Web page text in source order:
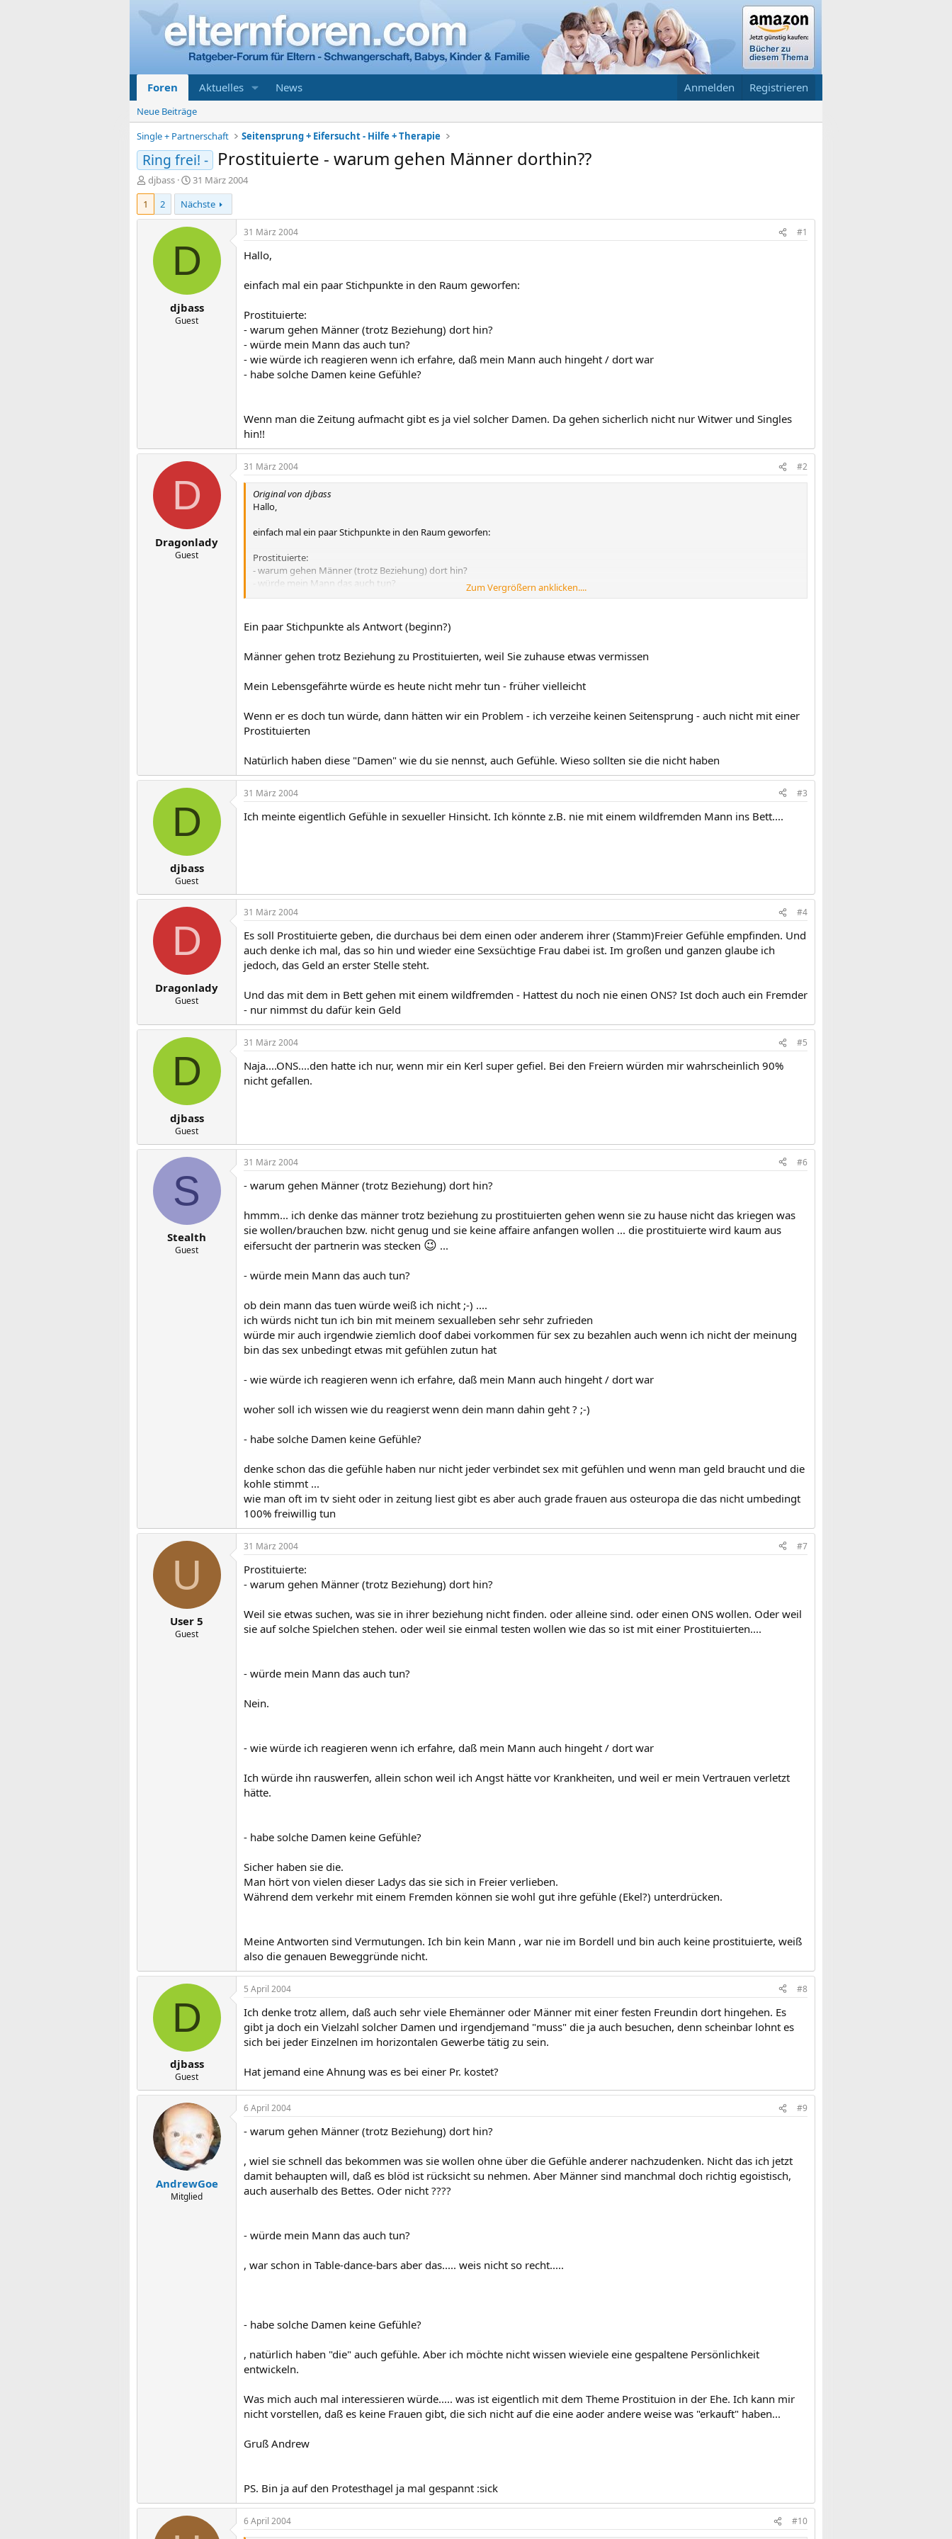
Foren Aktuelles News Anmelden Registrieren
Neue Beiträge
Single + Partnerschaft
Seitensprung + Eifersucht - Hilfe + Therapie
Ring frei! - Prostituierte - warum gehen Männer dorthin??
E
r
t
djbass
E
r
s
t
e
l
t
m
31 März 2004
1
2 Nächste
D
djbass
Guest
31 März 2004 #1
Hallo,
einfach mal ein paar Stichpunkte in den Raum geworfen:
Prostituierte:
- warum gehen Männer (trotz Beziehung) dort hin?
- würde mein Mann das auch tun?
- wie würde ich reagieren wenn ich erfahre, daß mein Mann auch hingeht / dort war
- habe solche Damen keine Gefühle?
Wenn man die Zeitung aufmacht gibt es ja viel solcher Damen. Da gehen sicherlich nicht nur Witwer und Singles
hin!!
D
Dragonlady
Guest
31 März 2004 #2
Original von djbass
Hallo,
einfach mal ein paar Stichpunkte in den Raum geworfen:
Prostituierte:
- warum gehen Männer (trotz Beziehung) dort hin?
- würde mein Mann das auch tun?
- wie würde ich reagieren wenn ich erfahre, daß mein Mann auch hingeht / dort war
Zum Vergrößern anklicken....
Ein paar Stichpunkte als Antwort (beginn?)
Männer gehen trotz Beziehung zu Prostituierten, weil Sie zuhause etwas vermissen
Mein Lebensgefährte würde es heute nicht mehr tun - früher vielleicht
Wenn er es doch tun würde, dann hätten wir ein Problem - ich verzeihe keinen Seitensprung - auch nicht mit einer
Prostituierten
Natürlich haben diese "Damen" wie du sie nennst, auch Gefühle. Wieso sollten sie die nicht haben
D
djbass
Guest
31 März 2004 #3
Ich meinte eigentlich Gefühle in sexueller Hinsicht. Ich könnte z.B. nie mit einem wildfremden Mann ins Bett....
D
Dragonlady
Guest
31 März 2004 #4
Es soll Prostituierte geben, die durchaus bei dem einen oder anderem ihrer (Stamm)Freier Gefühle empfinden. Und
auch denke ich mal, das so hin und wieder eine Sexsüchtige Frau dabei ist. Im großen und ganzen glaube ich
jedoch, das Geld an erster Stelle steht.
Und das mit dem in Bett gehen mit einem wildfremden - Hattest du noch nie einen ONS? Ist doch auch ein Fremder
- nur nimmst du dafür kein Geld
D
djbass
Guest
31 März 2004 #5
Naja....ONS....den hatte ich nur, wenn mir ein Kerl super gefiel. Bei den Freiern würden mir wahrscheinlich 90%
nicht gefallen.
S
Stealth
Guest
31 März 2004 #6
- warum gehen Männer (trotz Beziehung) dort hin?
hmmm... ich denke das männer trotz beziehung zu prostituierten gehen wenn sie zu hause nicht das kriegen was
sie wollen/brauchen bzw. nicht genug und sie keine affaire anfangen wollen ... die prostituierte wird kaum aus
eifersucht der partnerin was stecken 😉 ...
- würde mein Mann das auch tun?
ob dein mann das tuen würde weiß ich nicht ;-) ....
ich würds nicht tun ich bin mit meinem sexualleben sehr sehr zufrieden
würde mir auch irgendwie ziemlich doof dabei vorkommen für sex zu bezahlen auch wenn ich nicht der meinung
bin das sex unbedingt etwas mit gefühlen zutun hat
- wie würde ich reagieren wenn ich erfahre, daß mein Mann auch hingeht / dort war
woher soll ich wissen wie du reagierst wenn dein mann dahin geht ? ;-)
- habe solche Damen keine Gefühle?
denke schon das die gefühle haben nur nicht jeder verbindet sex mit gefühlen und wenn man geld braucht und die
kohle stimmt ...
wie man oft im tv sieht oder in zeitung liest gibt es aber auch grade frauen aus osteuropa die das nicht umbedingt
100% freiwillig tun
U
User 5
Guest
31 März 2004 #7
Prostituierte:
- warum gehen Männer (trotz Beziehung) dort hin?
Weil sie etwas suchen, was sie in ihrer beziehung nicht finden. oder alleine sind. oder einen ONS wollen. Oder weil
sie auf solche Spielchen stehen. oder weil sie einmal testen wollen wie das so ist mit einer Prostituierten....
- würde mein Mann das auch tun?
Nein.
- wie würde ich reagieren wenn ich erfahre, daß mein Mann auch hingeht / dort war
Ich würde ihn rauswerfen, allein schon weil ich Angst hätte vor Krankheiten, und weil er mein Vertrauen verletzt
hätte.
- habe solche Damen keine Gefühle?
Sicher haben sie die.
Man hört von vielen dieser Ladys das sie sich in Freier verlieben.
Während dem verkehr mit einem Fremden können sie wohl gut ihre gefühle (Ekel?) unterdrücken.
Meine Antworten sind Vermutungen. Ich bin kein Mann , war nie im Bordell und bin auch keine prostituierte, weiß
also die genauen Beweggründe nicht.
D
djbass
Guest
5 April 2004 #8
Ich denke trotz allem, daß auch sehr viele Ehemänner oder Männer mit einer festen Freundin dort hingehen. Es
gibt ja doch ein Vielzahl solcher Damen und irgendjemand "muss" die ja auch besuchen, denn scheinbar lohnt es
sich bei jeder Einzelnen im horizontalen Gewerbe tätig zu sein.
Hat jemand eine Ahnung was es bei einer Pr. kostet?
AndrewGoe
Mitglied
6 April 2004 #9
- warum gehen Männer (trotz Beziehung) dort hin?
, wiel sie schnell das bekommen was sie wollen ohne über die Gefühle anderer nachzudenken. Nicht das ich jetzt
damit behaupten will, daß es blöd ist rücksicht su nehmen. Aber Männer sind manchmal doch richtig egoistisch,
auch auserhalb des Bettes. Oder nicht ????
- würde mein Mann das auch tun?
, war schon in Table-dance-bars aber das..... weis nicht so recht.....
- habe solche Damen keine Gefühle?
, natürlich haben "die" auch gefühle. Aber ich möchte nicht wissen wieviele eine gespaltene Persönlichkeit
entwickeln.
Was mich auch mal interessieren würde..... was ist eigentlich mit dem Theme Prostituion in der Ehe. Ich kann mir
nicht vorstellen, daß es keine Frauen gibt, die sich nicht auf die eine aoder andere weise was "erkauft" haben...
Gruß Andrew
PS. Bin ja auf den Protesthagel ja mal gespannt :sick
6 April 2004 #10